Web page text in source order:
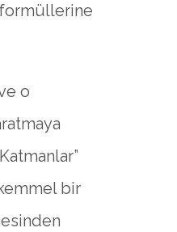
formüllerine
o
bir